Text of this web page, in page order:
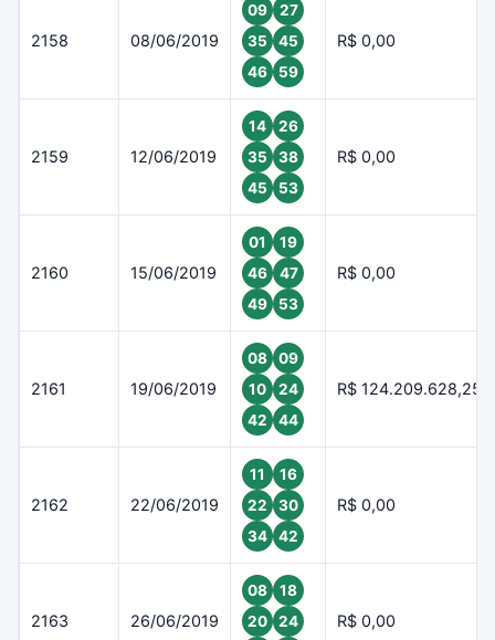
2158 08/06/2019
09
27
35
45
46
59
R$ 0,00
2159 12/06/2019
14
26
35
38
45
53
R$ 0,00
2160 15/06/2019
01
19
46
47
49
53
R$ 0,00
2161 19/06/2019
08
09
10
24
42
44
R$ 124.209.628,25
2162 22/06/2019
11
16
22
30
34
42
R$ 0,00
2163 26/06/2019
08
18
20
24
R$ 0,00